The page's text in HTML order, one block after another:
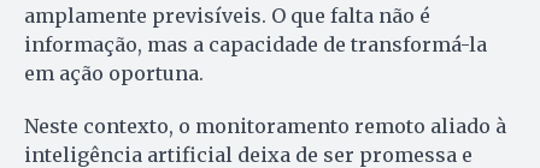
amplamente previsíveis. O que falta não é
informação, mas a capacidade de transformá-la
em ação oportuna.
Neste contexto, o monitoramento remoto aliado à
inteligência artificial deixa de ser promessa e